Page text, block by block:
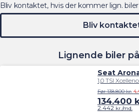
Lignende biler
Seat
Før 138.800 kr.
134.400
2.442kr./md.
Bliv kontaktet, hvis der kommer lign.
Bliv